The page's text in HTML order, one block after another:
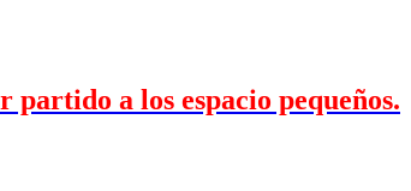
partido a los espacio pequeños.